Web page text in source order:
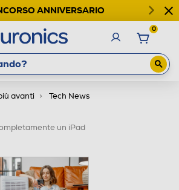
ANNIVERSARIO
0
avanti
Tech News
un iPad